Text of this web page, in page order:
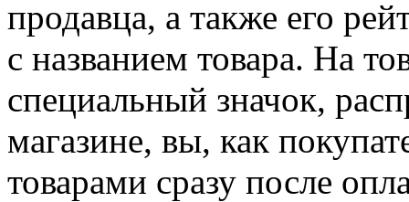
продавца, а также его
с названием товара. На
специальный значок,
магазине, вы, как
товарами сразу после